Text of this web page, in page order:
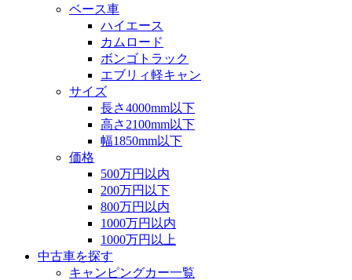
ベース車
ハイエース
カムロード
ボンゴトラック
エブリィ軽キャン
サイズ
長さ4000mm以下
高さ2100mm以下
幅1850mm以下
価格
500万円以内
200万円以下
800万円以内
1000万円以内
1000万円以上
中古車を探す
キャンピングカー一覧